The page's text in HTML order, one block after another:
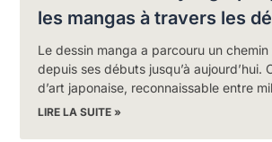
les mangas à travers les
Le dessin manga a parcouru un
depuis ses débuts jusqu’à aujourd’hui.
d’art japonaise, reconnaissable entre
LIRE LA SUITE »